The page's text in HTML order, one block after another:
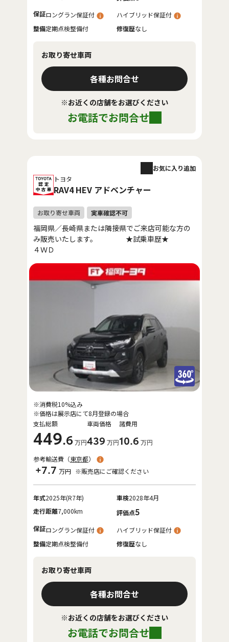
保証ロングラン保証付
ハイブリッド保証付
整備定期点検整備付 修復歴なし
お取り寄せ車両
各種お問合せ
※お近くの店舗をお選びください
お電話でお問合せ
トヨタ
RAV4 HEV アドベンチャー
お気に入り追加
福岡県／長崎県または隣接県でご来店可能な方の
み販売いたします。 ★試乗車歴★
４ＷＤ
支払総額
449.6 万円
車両価格
439 万円
諸費用
10.6 万円
※消費税10%込み
※価格は展示店にて8月登録の場合
参考輸送費（東京都）
+7.7 万円 ※販売店にご確認ください
年式2025年(R7年) 車検2028年4月
走行距離7,000km 評価点5
保証ロングラン保証付
ハイブリッド保証付
整備定期点検整備付 修復歴なし
お取り寄せ車両
各種お問合せ
※お近くの店舗をお選びください
お電話でお問合せ